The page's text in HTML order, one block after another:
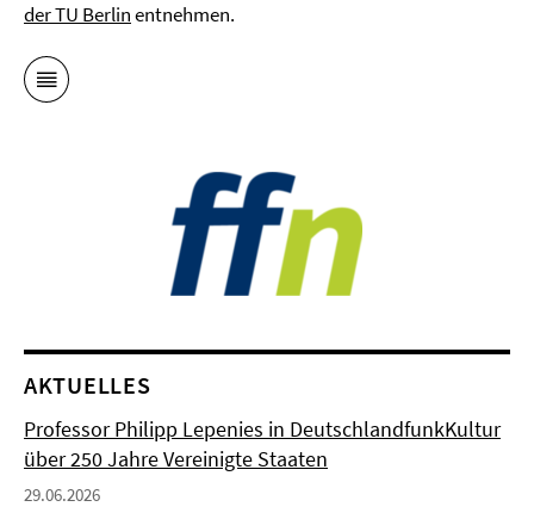
der TU Berlinentnehmen.
AKTUELLES
Professor Philipp Lepenies in DeutschlandfunkKultur
über 250 Jahre Vereinigte Staaten
29.06.2026